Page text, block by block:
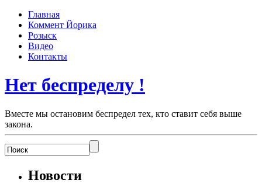
Главная
Коммент Йорика
Розыск
Видео
Контакты
Нет беспределу !
Вместе мы остановим беспредел тех, кто ставит себя выше
закона.
Новости